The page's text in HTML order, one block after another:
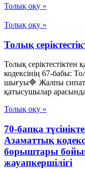
Толық оқу »
Толық оқу »
Толық
Толық
кодексінің 67-бабы:
шығуы🔷 Жалпы
қатысушылар
Толық оқу »
70-бапқа
Азаматтық
борыштары
жауапкершілігі